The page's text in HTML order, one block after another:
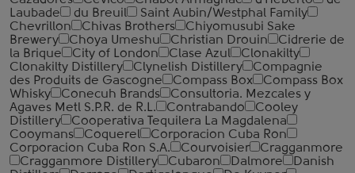
Laubade
du Breuil
Saint Aubin/Westphal Family
Chevrillon
Chivas Brothers
Chiyomusubi Sake
Brewery
Choya Umeshu Christian Drouin
Cidrerie de
la Brique
City of London Clase Azul
Clonakilty
Clonakilty Distillery
Clynelish Distillery
Compagnie
des Produits de Gascogne
Compass Box
Compass Box
Whisky
Conecuh Brands
Consultoria. Mezcales y
Agaves Metl S.P.R. de R.L.
Contrabando
Cooley
Distillery
Cooperativa Tequilera La Magdalena
Cooymans
Coquerel
Corporacion Cuba Ron
Corporacion Cuba Ron S.A.
Courvoisier
Cragganmore
Cragganmore Distillery
Cubaron Dalmore
Danish